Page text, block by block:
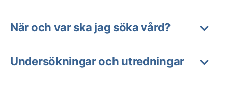
När och var ska jag söka vård?
Undersökningar och utredningar